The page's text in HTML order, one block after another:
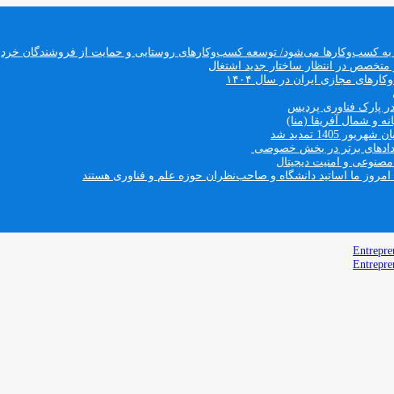
به کسب‌وکارها می‌شود/ توسعه کسب‌وکارهای روستایی و حمایت از فروشندگان خرد
مجازی ایران در سال ۱۴۰۴
و شمال آفریقا (منا)
تمدید شد
برتر در بخش خصوصی
ما اساتید دانشگاه و صاحب‌نظران حوزه علم و فناوری هستند